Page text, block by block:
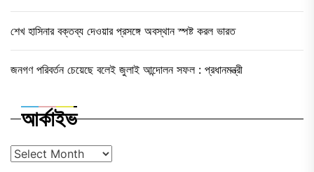
শেখ হাসিনার বক্তব্য দেওয়ার প্রসঙ্গে অবস্থান স্পষ্ট করল ভারত
জনগণ পরিবর্তন চেয়েছে বলেই জুলাই আন্দোলন সফল : প্রধানমন্ত্রী
আর্কাইভ
আর্কাইভ